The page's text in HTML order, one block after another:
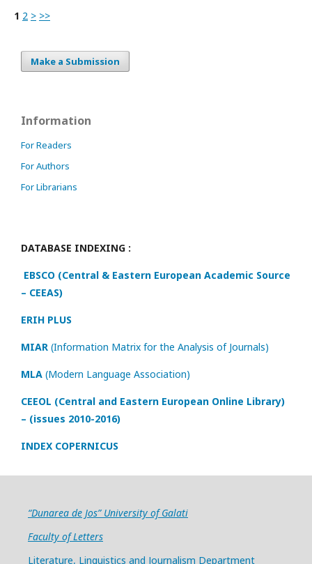
1 2 > >>
Make a Submission
Information
For Readers
For Authors
For Librarians
DATABASE INDEXING :
EBSCO (Central & Eastern European Academic Source
– CEEAS)
ERIH PLUS
MIAR (Information Matrix for the Analysis of Journals)
MLA (Modern Language Association)
CEEOL (Central and Eastern European Online Library)
– (issues 2010-2016)
INDEX COPERNICUS
“Dunarea de Jos” University of Galati
Faculty of Letters
Literature, Linguistics and Journalism Department